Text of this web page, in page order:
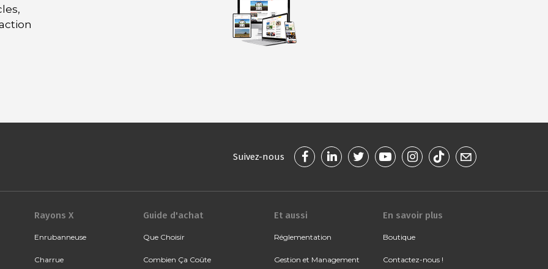
Suivez-nous
Rayons X
Enrubanneuse
Charrue
Guide d'achat
Que Choisir
Combien Ça Coûte
Et aussi
Réglementation
Gestion et Management
En savoir plus
Boutique
Contactez-nous !